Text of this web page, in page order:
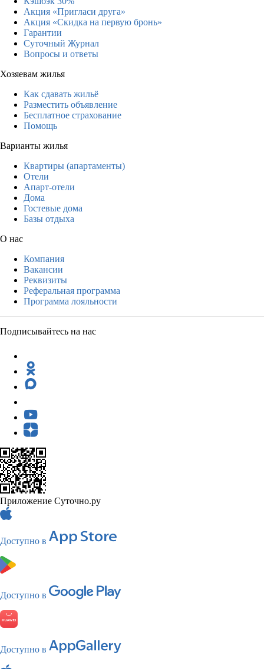
Акция «Пригласи друга»
Акция «Скидка на первую бронь»
Гарантии
Суточный Журнал
Вопросы и ответы
Хозяевам жилья
Как сдавать жильё
Разместить объявление
Бесплатное страхование
Помощь
Варианты жилья
Квартиры (апартаменты)
Отели
Апарт-отели
Дома
Гостевые дома
Базы отдыха
О нас
Компания
Вакансии
Реквизиты
Реферальная программа
Программа лояльности
Подписывайтесь на нас
Приложение Суточно.ру
Доступно в
Доступно в
Доступно в